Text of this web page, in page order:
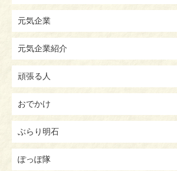
元気企業
元気企業紹介
頑張る人
おでかけ
ぶらり明石
ぽっぽ隊